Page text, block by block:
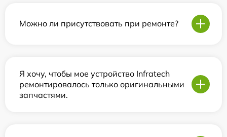
Можно ли присутствовать при ремонте?
Я хочу, чтобы мое устройство Infratech
ремонтировалось только оригинальными
запчастями.